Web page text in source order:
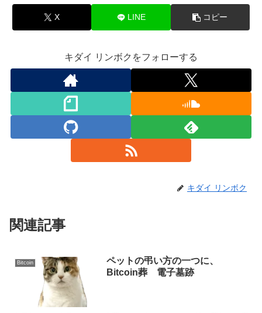
X LINE コピー
キダイ リンボクをフォローする
キダイ リンボク
関連記事
Bitcoin
ペットの弔い方の一つに、
Bitcoin葬 電子墓跡